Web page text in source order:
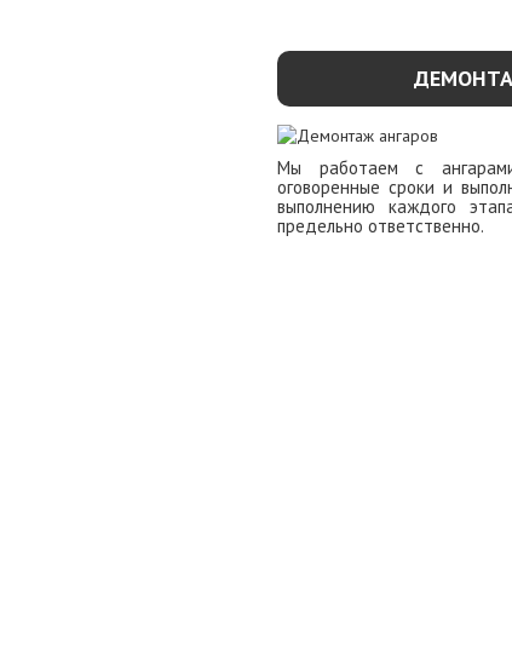
Мы работаем с
оговоренные сроки и
выполнению каждого
предельно ответственно.